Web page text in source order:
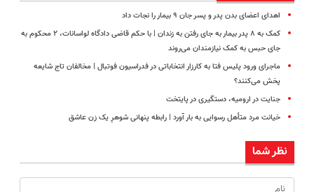
اهدای اعضای بدن پدر و پسر جان ۹ بیمار را نجات داد
کمک به ۸ پدر بیمار به جای رفتن به زندان | با حکم قاضی دادگاه لواسانات، ‌۲ محکوم به
جای حبس به کمک نیازمندان می‌روند
ماجرای ورود پلیس فتا به کارزار انتخاباتی در فدراسیون فوتبال | مخالفان تاج شایعه
پخش می‌کنند؟
جنایت در ارومیه، دستگیری در پایتخت
خیانت مرد متأهل رسوایی به بار آورد | رابطه پنهانی شوهرِ یک زن عاشق
نظر شما